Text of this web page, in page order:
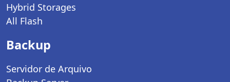
Hybrid Storages
All Flash
Backup
Servidor de Arquivo